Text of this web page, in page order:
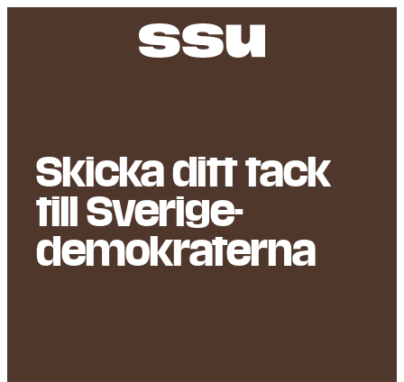
Skicka ditt tack
till Sverige­
demokraterna